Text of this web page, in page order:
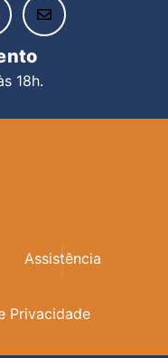
18h.
Assistência
Privacidade